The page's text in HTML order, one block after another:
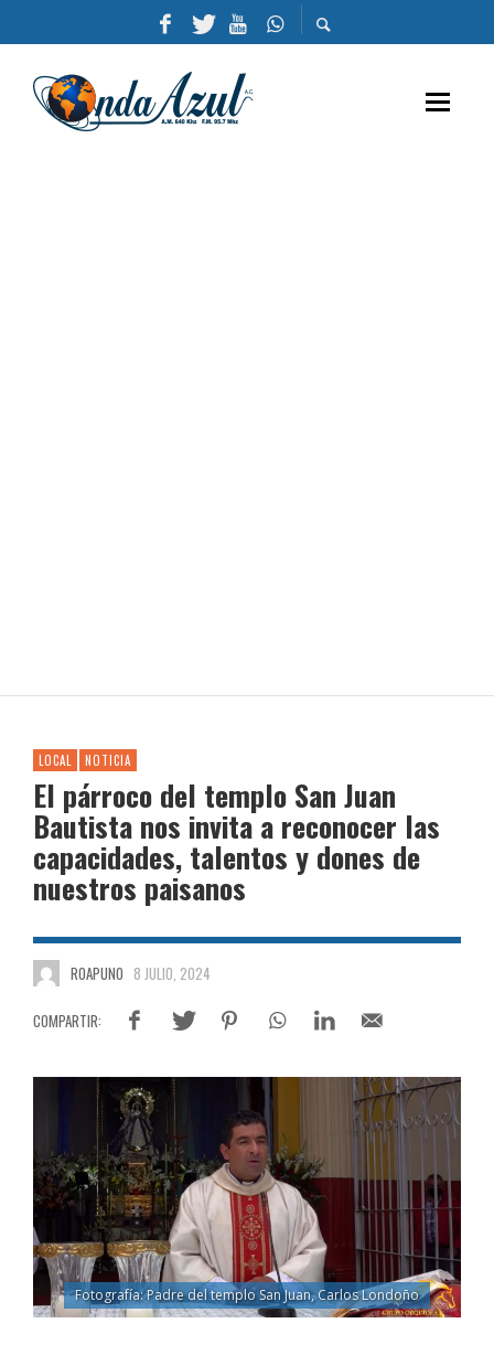
LOCAL NOTICIA
El párroco del templo San Juan
Bautista nos invita a reconocer las
capacidades, talentos y dones de
nuestros paisanos
ROAPUNO 8 JULIO, 2024
Fotografía: Padre del templo San Juan, Carlos Londoño